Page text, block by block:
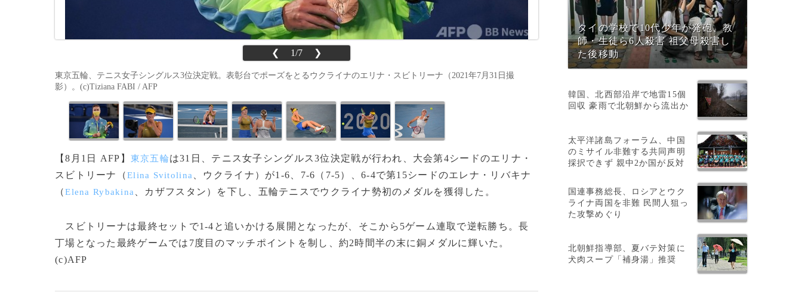
❮ 1/7 ❯
東京五輪、テニス女子シングルス3位決定戦。表彰台でポーズをとるウクライナのエリナ・スビトリーナ（2021年7月31日撮
影）。(c)Tiziana FABI / AFP
【8月1日 AFP】 東京五輪は31日、テニス女子シングルス3位決定戦が行われ、大会第4シードのエリナ・
スビトリーナ（Elina Svitolina
、ウクライナ）が1-6、7-6（7-5）、6-4で第15シードのエレナ・リバキナ
（Elena Rybakina 、カザフスタン）を下し、五輪テニスでウクライナ勢初のメダルを獲得した。
スビトリーナは最終セットで1-4と追いかける展開となったが、そこから5ゲーム連取で逆転勝ち。長
丁場となった最終ゲームでは7度目のマッチポイントを制し、約2時間半の末に銅メダルに輝いた。
(c)AFP
タイの学校で10代少年が発砲、教
師・生徒ら6人殺害 祖父母殺害し
た後移動
韓国、北西部沿岸で地雷15個
回収 豪雨で北朝鮮から流出か
太平洋諸島フォーラム、中国
のミサイル非難する共同声明
採択できず 親中2か国が反対
国連事務総長、ロシアとウク
ライナ両国を非難 民間人狙っ
た攻撃めぐり
北朝鮮指導部、夏バテ対策に
犬肉スープ「補身湯」推奨